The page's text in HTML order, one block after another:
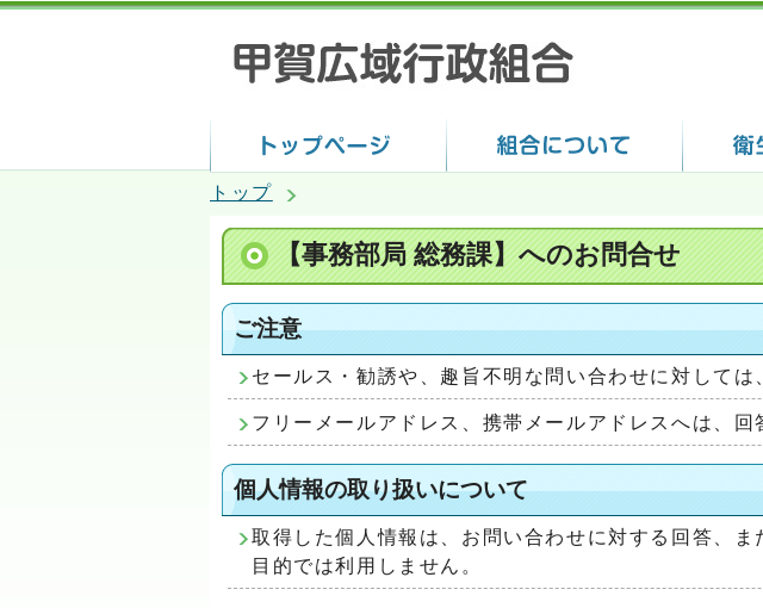
トップ
【事務部局 総務課】へのお問合せ
ご注意
セールス・勧誘や、趣旨不明な問い合わせに対しては
フリーメールアドレス、携帯メールアドレスへは、回
個人情報の取り扱いについて
取得した個人情報は、お問い合わせに対する回答、
目的では利用しません。